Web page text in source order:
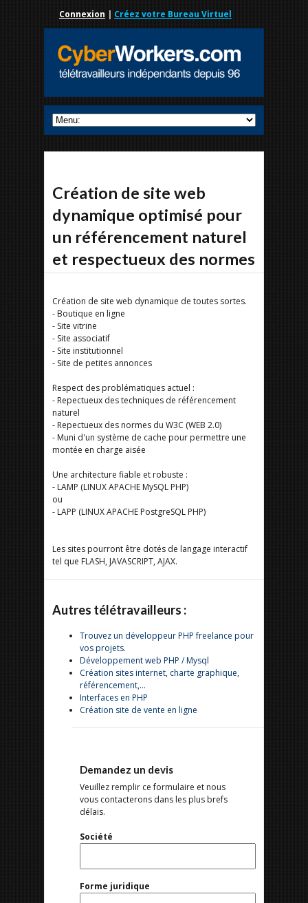
Connexion | Créez votre Bureau Virtuel
Création de site web
dynamique optimisé pour
un référencement naturel
et respectueux des normes
Création de site web dynamique de toutes sortes.
- Boutique en ligne
- Site vitrine
- Site associatif
- Site institutionnel
- Site de petites annonces
Respect des problématiques actuel :
- Repectueux des techniques de référencement
naturel
- Repectueux des normes du W3C (WEB 2.0)
- Muni d'un système de cache pour permettre une
montée en charge aisée
Une architecture fiable et robuste :
- LAMP (LINUX APACHE MySQL PHP)
ou
- LAPP (LINUX APACHE PostgreSQL PHP)
Les sites pourront être dotés de langage interactif
tel que FLASH, JAVASCRIPT, AJAX.
Autres télétravailleurs :
Trouvez un développeur PHP freelance pour
vos projets.
Développement web PHP / Mysql
Création sites internet, charte graphique,
référencement,...
Interfaces en PHP
Création site de vente en ligne
Demandez un devis
Veuillez remplir ce formulaire et nous
vous contacterons dans les plus brefs
délais.
Société
Forme juridique